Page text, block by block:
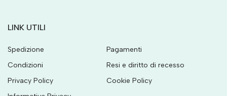
LINK UTILI
Spedizione
Pagamenti
Condizioni
Resi e diritto di recesso
Privacy Policy
Cookie Policy